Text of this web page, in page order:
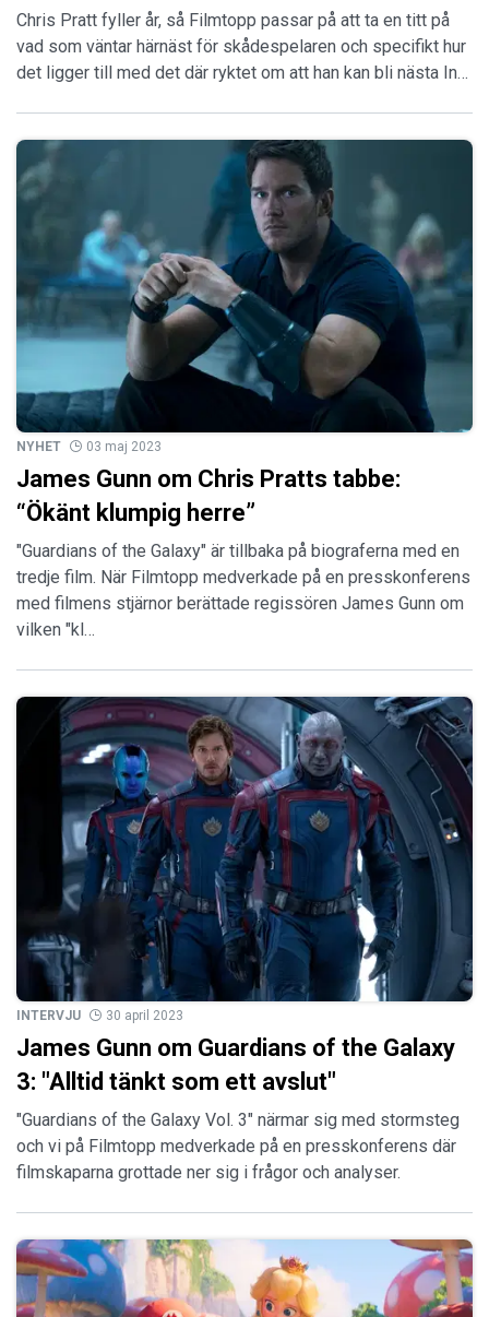
Chris Pratt fyller år, så Filmtopp passar på att ta en titt på
vad som väntar härnäst för skådespelaren och specifikt hur
det ligger till med det där ryktet om att han kan bli nästa In…
NYHET 03 maj 2023
James Gunn om Chris Pratts tabbe:
“Ökänt klumpig herre”
"Guardians of the Galaxy" är tillbaka på biograferna med en
tredje film. När Filmtopp medverkade på en presskonferens
med filmens stjärnor berättade regissören James Gunn om
vilken "kl…
INTERVJU 30 april 2023
James Gunn om Guardians of the Galaxy
3: "Alltid tänkt som ett avslut"
"Guardians of the Galaxy Vol. 3" närmar sig med stormsteg
och vi på Filmtopp medverkade på en presskonferens där
filmskaparna grottade ner sig i frågor och analyser.